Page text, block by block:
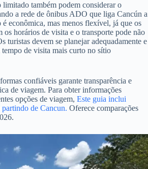
também podem considerar o
a rede de ônibus ADO que liga Cancún a
econômica, mas menos flexível, já que os
os horários de visita e o transporte pode não
turistas devem se planejar adequadamente e
tempo de visita mais curto no sítio
confiáveis ​​garante transparência e
de viagem. Para obter informações
opções de viagem, Este guia inclui
de Cancun. Oferece comparações